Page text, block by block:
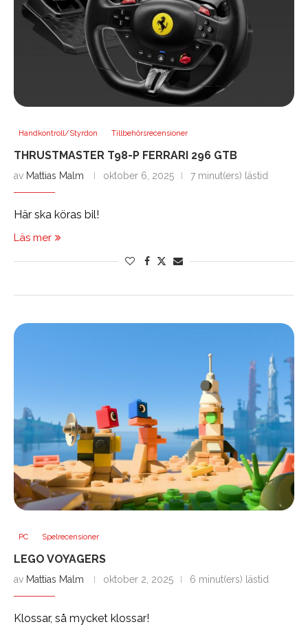
Handkontroll/Styrdon Tillbehörsrecensioner
THRUSTMASTER T98-P FERRARI 296 GTB
av Mattias Malm oktober 6, 2025 7 minut(ers) lästid
Här ska köras bil!
Läs mer
PC Spelrecensioner
LEGO VOYAGERS
av Mattias Malm oktober 2, 2025 6 minut(ers) lästid
Klossar, så mycket klossar!